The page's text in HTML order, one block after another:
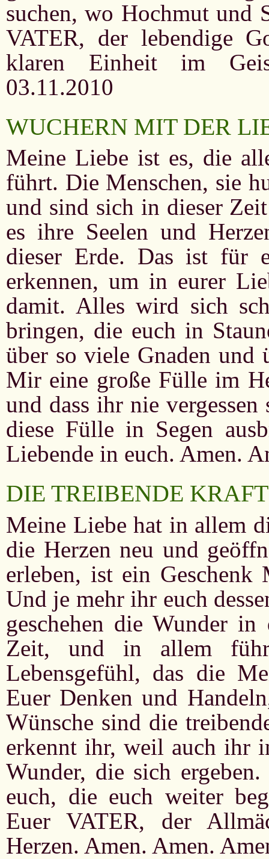
suchen, wo Hochmut und
VATER, der lebendige
klaren Einheit im
03.11.2010
WUCHERN MIT DER
Meine Liebe ist es, die
führt. Die Menschen, sie
und sind sich in dieser
es ihre Seelen und
dieser Erde. Das ist für
erkennen, um in eurer
damit. Alles wird sich
bringen, die euch in
über so viele Gnaden und
Mir eine große Fülle im
und dass ihr nie
diese Fülle in Segen
Liebende in euch. Amen.
DIE TREIBENDE
Meine Liebe hat in allem
die Herzen neu und
erleben, ist ein Geschenk
Und je mehr ihr euch
geschehen die Wunder
Zeit, und in allem
Lebensgefühl, das die
Euer Denken und
Wünsche sind die
erkennt ihr, weil auch ihr
Wunder, die sich
euch, die euch weiter
Euer VATER, der
Herzen. Amen. Amen.